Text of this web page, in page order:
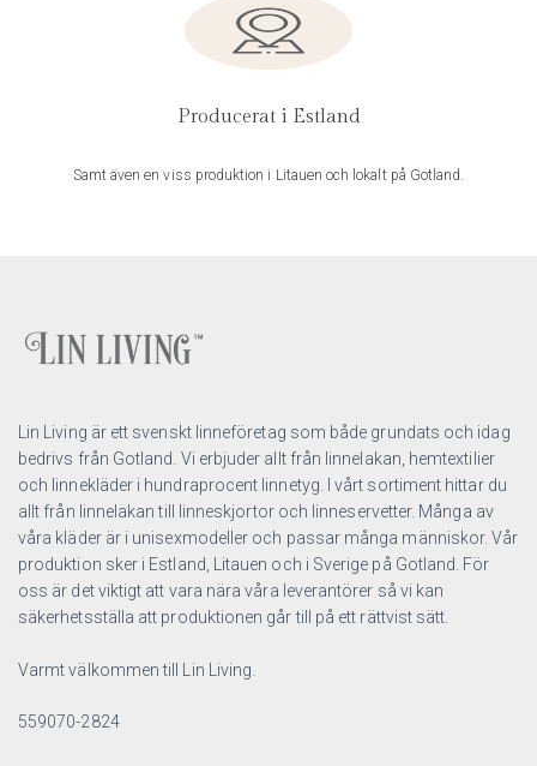
Producerat i Estland
Samt även en viss produktion i Litauen och lokalt på Gotland.
Lin Living är ett svenskt linneföretag som både grundats och idag
bedrivs från Gotland. Vi erbjuder allt från linnelakan, hemtextilier
och linnekläder i hundraprocent linnetyg. I vårt sortiment hittar du
allt från linnelakan till linneskjortor och linneservetter. Många av
våra kläder är i unisexmodeller och passar många människor. Vår
produktion sker i Estland, Litauen och i Sverige på Gotland. För
oss är det viktigt att vara nära våra leverantörer så vi kan
säkerhetsställa att produktionen går till på ett rättvist sätt.
Varmt välkommen till Lin Living.
559070-2824